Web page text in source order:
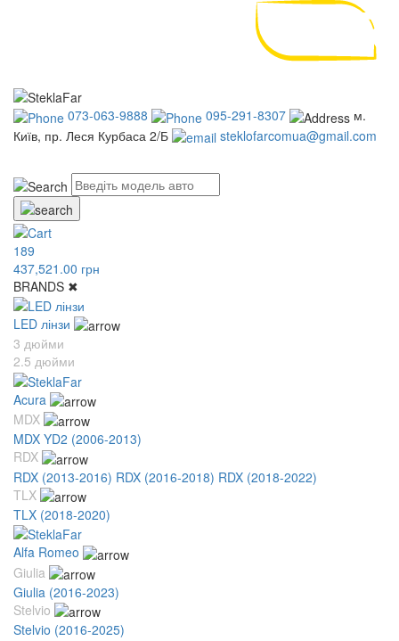
073-063-9888 095-291-8307
м.
Київ, пр. Леся Курбаса 2/Б
steklofarcomua@gmail.com
189
437,521.00 грн
BRANDS ✖
LED лінзи
3 дюйми
2.5 дюйми
Acura
MDX
MDX YD2 (2006-2013)
RDX
RDX (2013-2016) RDX (2016-2018) RDX (2018-2022)
TLX
TLX (2018-2020)
Alfa Romeo
Giulia
Giulia (2016-2023)
Stelvio
Stelvio (2016-2025)